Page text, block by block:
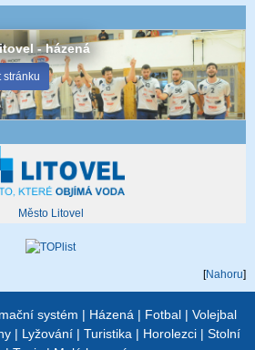
- házená
stránku
Město Litovel
[Nahoru]
systém | Házená | Fotbal | Volejbal
| Lyžování | Turistika | Horolezci | Stolní